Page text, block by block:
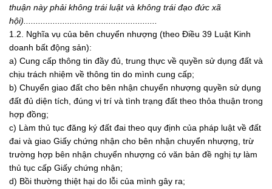
thuận này phải không trái luật và không trái đạo đức xã
hội).......................................................
1.2. Nghĩa vụ của bên chuyển nhượng (theo Điều 39 Luật Kinh
doanh bất động sản):
a) Cung cấp thông tin đầy đủ, trung thực về quyền sử dụng đất và
chịu trách nhiệm về thông tin do mình cung cấp;
b) Chuyển giao đất cho bên nhận chuyển nhượng quyền sử dụng
đất đủ diện tích, đúng vị trí và tình trạng đất theo thỏa thuận trong
hợp đồng;
c) Làm thủ tục đăng ký đất đai theo quy định của pháp luật về đất
đai và giao Giấy chứng nhận cho bên nhận chuyển nhượng, trừ
trường hợp bên nhận chuyển nhượng có văn bản đề nghị tự làm
thủ tục cấp Giấy chứng nhận;
d) Bồi thường thiệt hại do lỗi của mình gây ra;